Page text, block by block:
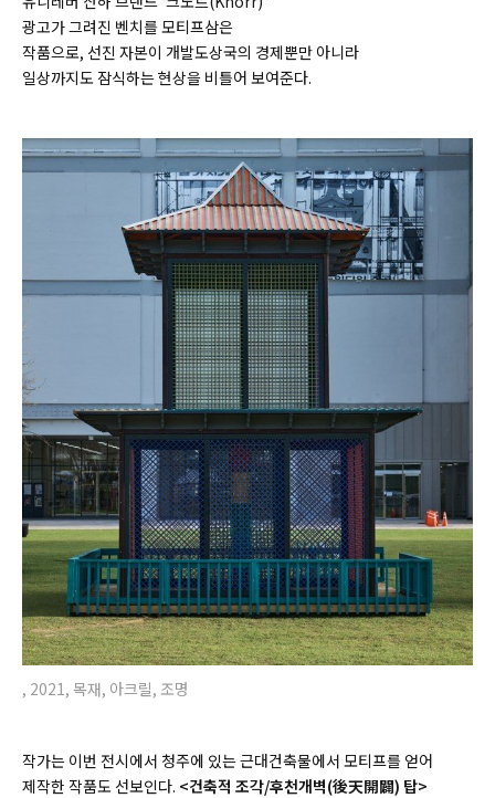
광고가 그려진 벤치를 모티프삼은
작품으로, 선진 자본이 개발도상국의 경제뿐만 아니라
일상까지도 잠식하는 현상을 비틀어 보여준다.
, 2021, 목재, 아크릴, 조명
작가는 이번 전시에서 청주에 있는 근대건축물에서 모티프를 얻어
제작한 작품도 선보인다. <건축적 조각/후천개벽(後天開闢) 탑>